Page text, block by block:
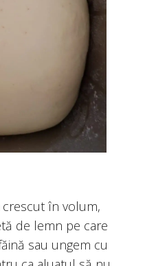
în volum,
de lemn pe care
sau ungem cu